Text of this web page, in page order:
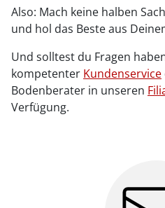
Also: Mach keine halben
und hol das Beste aus
Und solltest du Fragen
kompetenter Kundenservice
Bodenberater in unseren
Verfügung.